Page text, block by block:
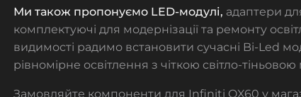
Ми також пропонуємо LED-модулі, адаптери
комплектуючі для модернізації та ремонту
видимості радимо встановити сучасні Bi-Led
рівномірне освітлення з чіткою світло-
Замовляйте компоненти для Infiniti QX60 у